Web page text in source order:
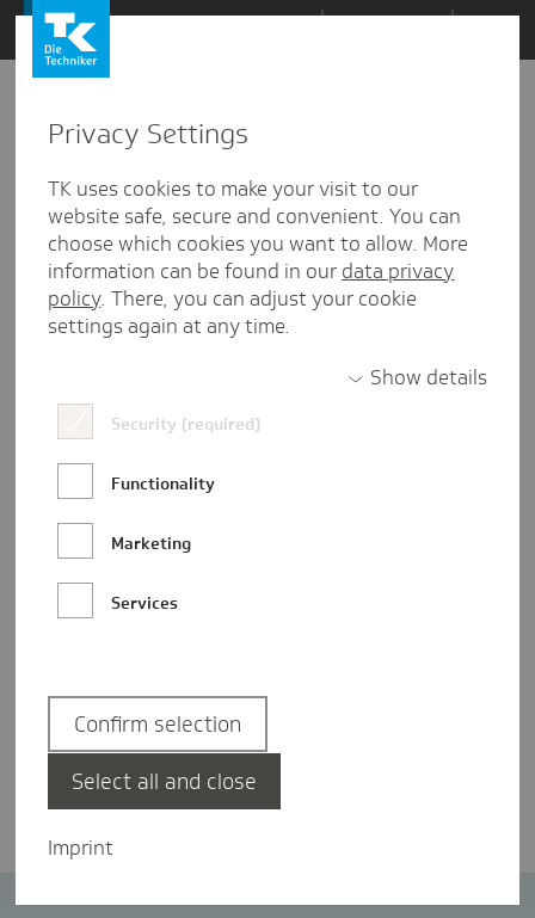
Zum
Inhalt
springen
den
Kommentaren
Dr. Jens Baas
Privacy Settings
TK uses cookies to make your visit to our
website safe, secure and convenient. You can
choose which cookies you want to allow. More
information can be found in our data privacy
policy. There, you can adjust your cookie
settings again at any time.
Show details
Security (required)
Functionality
Marketing
Services
Imprint
Confirm selection
Select all and close